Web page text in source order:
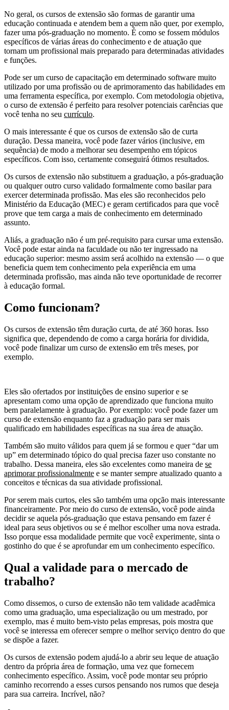
No geral, os cursos de extensão são formas de garantir uma
educação continuada e atendem bem a quem não quer, por exemplo,
fazer uma pós-graduação no momento. É como se fossem módulos
específicos de várias áreas do conhecimento e de atuação que
tornam um profissional mais preparado para determinadas atividades
e funções.
Pode ser um curso de capacitação em determinado software muito
utilizado por uma profissão ou de aprimoramento das habilidades em
uma ferramenta específica, por exemplo. Com metodologia objetiva,
o curso de extensão é perfeito para resolver potenciais carências que
você tenha no seu currículo.
O mais interessante é que os cursos de extensão são de curta
duração. Dessa maneira, você pode fazer vários (inclusive, em
sequência) de modo a melhorar seu desempenho em tópicos
específicos. Com isso, certamente conseguirá ótimos resultados.
Os cursos de extensão não substituem a graduação, a pós-graduação
ou qualquer outro curso validado formalmente como basilar para
exercer determinada profissão. Mas eles são reconhecidos pelo
Ministério da Educação (MEC) e geram certificados para que você
prove que tem carga a mais de conhecimento em determinado
assunto.
Aliás, a graduação não é um pré-requisito para cursar uma extensão.
Você pode estar ainda na faculdade ou não ter ingressado na
educação superior: mesmo assim será acolhido na extensão — o que
beneficia quem tem conhecimento pela experiência em uma
determinada profissão, mas ainda não teve oportunidade de recorrer
à educação formal.
Como funcionam?
Os cursos de extensão têm duração curta, de até 360 horas. Isso
significa que, dependendo de como a carga horária for dividida,
você pode finalizar um curso de extensão em três meses, por
exemplo.
Eles são ofertados por instituições de ensino superior e se
apresentam como uma opção de aprendizado que funciona muito
bem paralelamente à graduação. Por exemplo: você pode fazer um
curso de extensão enquanto faz a graduação para ser mais
qualificado em habilidades específicas na sua área de atuação.
Também são muito válidos para quem já se formou e quer “dar um
up” em determinado tópico do qual precisa fazer uso constante no
trabalho. Dessa maneira, eles são excelentes como maneira de se
aprimorar profissionalmente e se manter sempre atualizado quanto a
conceitos e técnicas da sua atividade profissional.
Por serem mais curtos, eles são também uma opção mais interessante
financeiramente. Por meio do curso de extensão, você pode ainda
decidir se aquela pós-graduação que estava pensando em fazer é
ideal para seus objetivos ou se é melhor escolher uma nova estrada.
Isso porque essa modalidade permite que você experimente, sinta o
gostinho do que é se aprofundar em um conhecimento específico.
Qual a validade para o mercado de
trabalho?
Como dissemos, o curso de extensão não tem validade acadêmica
como uma graduação, uma especialização ou um mestrado, por
exemplo, mas é muito bem-visto pelas empresas, pois mostra que
você se interessa em oferecer sempre o melhor serviço dentro do que
se dispõe a fazer.
Os cursos de extensão podem ajudá-lo a abrir seu leque de atuação
dentro da própria área de formação, uma vez que fornecem
conhecimento específico. Assim, você pode montar seu próprio
caminho recorrendo a esses cursos pensando nos rumos que deseja
para sua carreira. Incrível, não?